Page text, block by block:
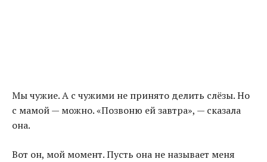
Мы чужие. А с чужими не принято делить слёзы. Но
с мамой — можно. «Позвоню ей завтра», — сказала
она.
Вот он, мой момент. Пусть она не называет меня